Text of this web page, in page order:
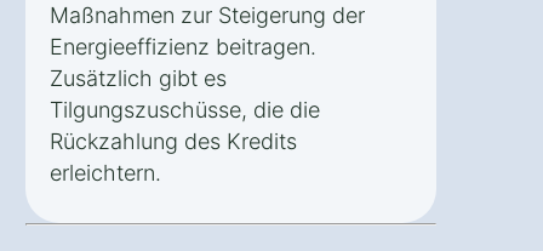
Maßnahmen zur Steigerung der
Energieeffizienz beitragen.
Zusätzlich gibt es
Tilgungszuschüsse, die die
Rückzahlung des Kredits
erleichtern.